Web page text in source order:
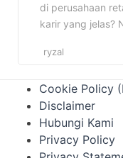
di perusahaan
karir yang jelas?
ini pas banget
lowongan ini.
pekerjaan,
ryzal
Cookie Policy
Disclaimer
Hubungi Kami
Privacy Policy